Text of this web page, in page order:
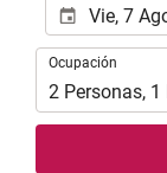
que
realizar
búsqueda
de
inicio
fin
para
realizar
Ocupación
Ocupación
2 Personas, 1